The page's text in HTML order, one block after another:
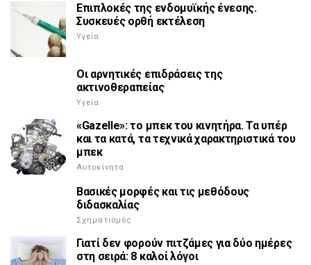
Επιπλοκές της ενδομυϊκής ένεσης.
Συσκευές ορθή εκτέλεση
Υγεία
Οι αρνητικές επιδράσεις της
ακτινοθεραπείας
Υγεία
«Gazelle»: το μπεκ του κινητήρα. Τα υπέρ
και τα κατά, τα τεχνικά χαρακτηριστικά του
μπεκ
Αυτοκίνητα
Βασικές μορφές και τις μεθόδους
διδασκαλίας
Σχηματισμός
Γιατί δεν φορούν πιτζάμες για δύο ημέρες
στη σειρά: 8 καλοί λόγοι